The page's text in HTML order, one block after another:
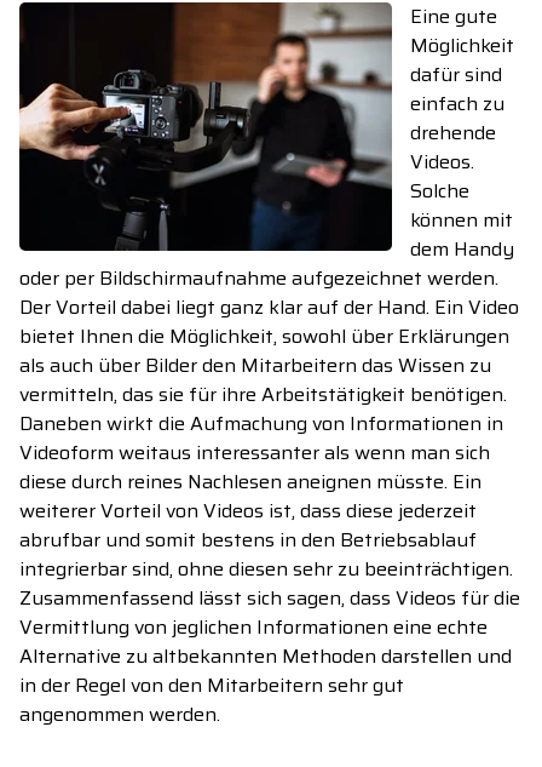
Eine gute
Möglichkeit
dafür sind
einfach zu
drehende
Videos.
Solche
können mit
dem Handy
oder per Bildschirmaufnahme aufgezeichnet werden.
Der Vorteil dabei liegt ganz klar auf der Hand. Ein Video
bietet Ihnen die Möglichkeit, sowohl über Erklärungen
als auch über Bilder den Mitarbeitern das Wissen zu
vermitteln, das sie für ihre Arbeitstätigkeit benötigen.
Daneben wirkt die Aufmachung von Informationen in
Videoform weitaus interessanter als wenn man sich
diese durch reines Nachlesen aneignen müsste. Ein
weiterer Vorteil von Videos ist, dass diese jederzeit
abrufbar und somit bestens in den Betriebsablauf
integrierbar sind, ohne diesen sehr zu beeinträchtigen.
Zusammenfassend lässt sich sagen, dass Videos für die
Vermittlung von jeglichen Informationen eine echte
Alternative zu altbekannten Methoden darstellen und
in der Regel von den Mitarbeitern sehr gut
angenommen werden.